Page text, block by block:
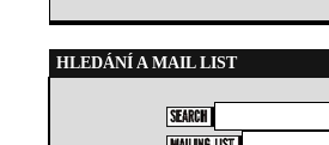
HLEDÁNÍ A MAIL LIST